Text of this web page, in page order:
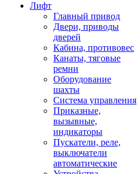
Лифт
Главный привод
Двери, приводы
дверей
Кабина, противовес
Канаты, тяговые
ремни
Оборудование
шахты
Система управления
Приказные,
вызывные,
индикаторы
Пускатели, реле,
выключатели
автоматические